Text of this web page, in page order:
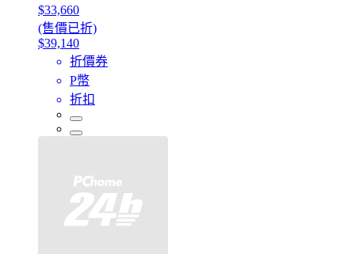
$33,660
(售價已折)
$39,140
折價券
P幣
折扣